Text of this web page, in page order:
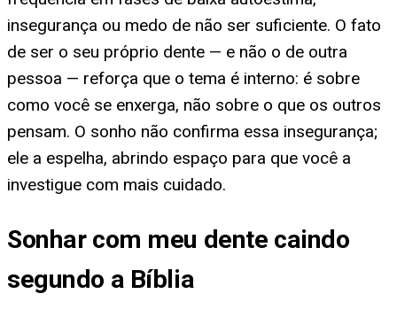
insegurança ou medo de não ser suficiente. O fato
de ser o seu próprio dente — e não o de outra
pessoa — reforça que o tema é interno: é sobre
como você se enxerga, não sobre o que os outros
pensam. O sonho não confirma essa insegurança;
ele a espelha, abrindo espaço para que você a
investigue com mais cuidado.
Sonhar com meu dente caindo
segundo a Bíblia